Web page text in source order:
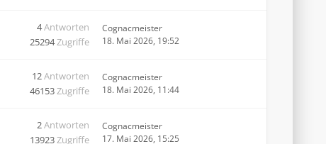
4Antworten
25294Zugriffe
Cognacmeister
18. Mai 2026, 19:52
12Antworten
46153Zugriffe
Cognacmeister
18. Mai 2026, 11:44
2Antworten
13923Zugriffe
Cognacmeister
17. Mai 2026, 15:25